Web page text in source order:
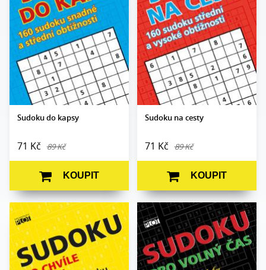
Sudoku do kapsy
71 Kč 89 Kč
Vazba:
V2 (brožovaná)
Datum vydání:
1. 6. 2026
KOUPIT
Sudoku na cesty
71 Kč 89 Kč
Vazba:
V2 (brožovaná)
Datum vydání:
1. 6. 2026
KOUPIT
Autor:
Petr Sýkora
Edice:
Hlavolam
Počet stran:
280
Autor:
Adéla Müllerová
Edice:
Hlavolam
Počet stran:
128